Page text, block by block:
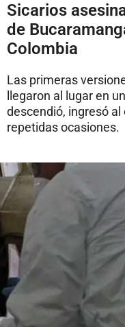
Sicarios
de
Colombia
Las primeras
llegaron al lugar en
descendió, ingresó
repetidas ocasiones.